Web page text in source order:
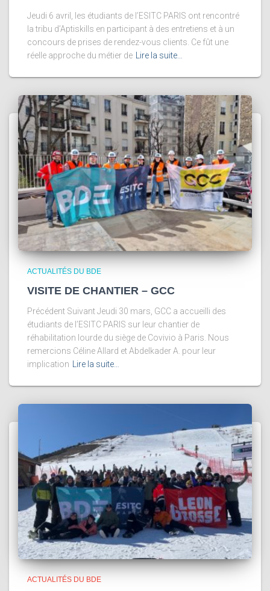
Jeudi 6 avril, les étudiants de l’ESITC PARIS ont rencontré
la tribu d’Aptiskills en participant à des entretiens et à un
concours de prises de rendez-vous clients. Ce fût une
réelle approche du métier de
Lire la suite…
ACTUALITÉS DU BDE
VISITE DE CHANTIER – GCC
Précédent Suivant Jeudi 30 mars, GCC a accueilli des
étudiants de l’ESITC PARIS sur leur chantier de
réhabilitation lourde du siège de Covivio à Paris. Nous
remercions Céline Allard et Abdelkader A. pour leur
implication
Lire la suite…
ACTUALITÉS DU BDE